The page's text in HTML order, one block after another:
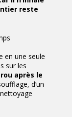
reste
en une seule
sur les
après le
d’un